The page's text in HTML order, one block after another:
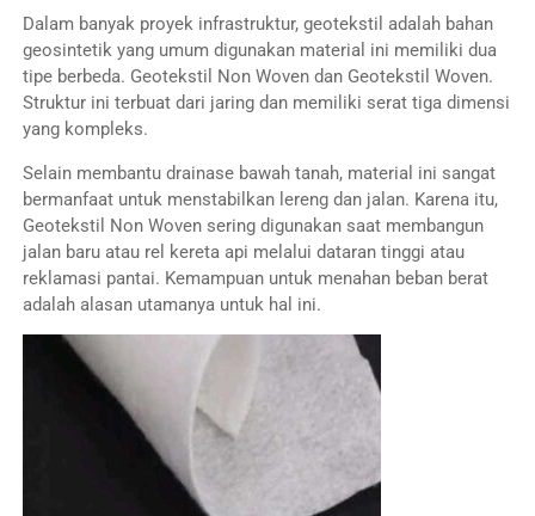
Dalam banyak proyek infrastruktur, geotekstil adalah bahan
geosintetik yang umum digunakan material ini memiliki dua
tipe berbeda. Geotekstil Non Woven dan Geotekstil Woven.
Struktur ini terbuat dari jaring dan memiliki serat tiga dimensi
yang kompleks.
Selain membantu drainase bawah tanah, material ini sangat
bermanfaat untuk menstabilkan lereng dan jalan. Karena itu,
Geotekstil Non Woven sering digunakan saat membangun
jalan baru atau rel kereta api melalui dataran tinggi atau
reklamasi pantai. Kemampuan untuk menahan beban berat
adalah alasan utamanya untuk hal ini.